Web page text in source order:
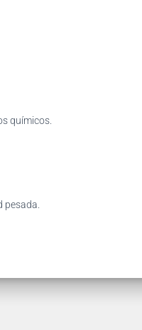
químicos.